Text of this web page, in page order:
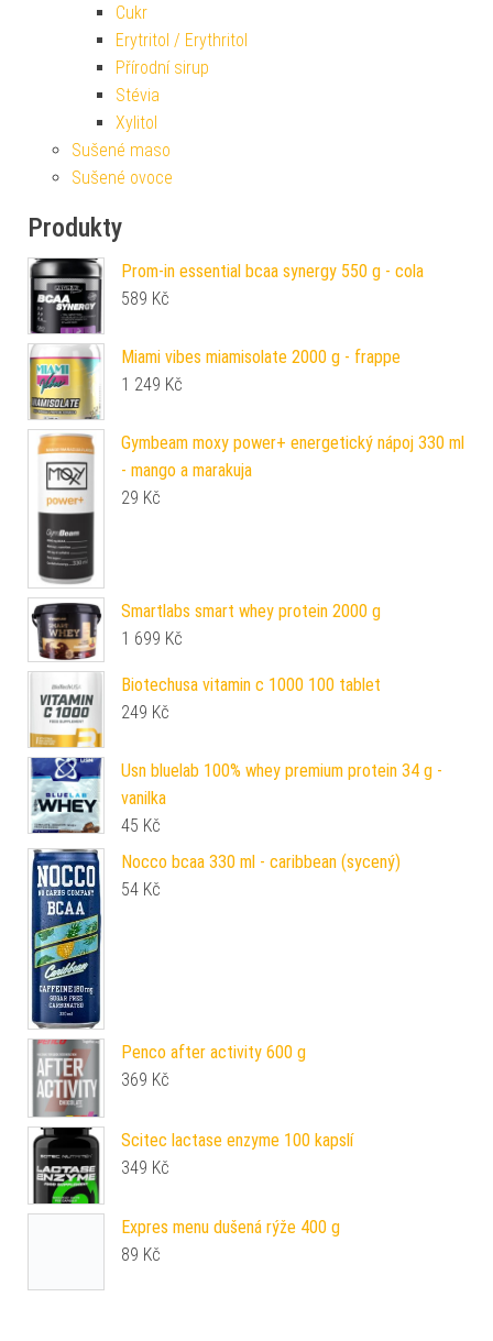
Cukr
Erytritol / Erythritol
Přírodní sirup
Stévia
Xylitol
Sušené maso
Sušené ovoce
Produkty
Prom-in essential bcaa synergy 550 g - cola
589 Kč
Miami vibes miamisolate 2000 g - frappe
1 249 Kč
Gymbeam moxy power+ energetický nápoj 330 ml
- mango a marakuja
29 Kč
Smartlabs smart whey protein 2000 g
1 699 Kč
Biotechusa vitamin c 1000 100 tablet
249 Kč
Usn bluelab 100% whey premium protein 34 g -
vanilka
45 Kč
Nocco bcaa 330 ml - caribbean (sycený)
54 Kč
Penco after activity 600 g
369 Kč
Scitec lactase enzyme 100 kapslí
349 Kč
Expres menu dušená rýže 400 g
89 Kč